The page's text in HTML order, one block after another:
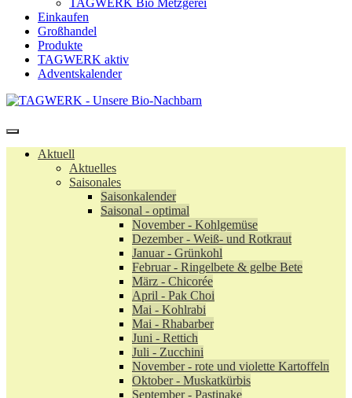
TAGWERK Bio Metzgerei
Einkaufen
Großhandel
Produkte
TAGWERK aktiv
Adventskalender
Aktuell
Aktuelles
Saisonales
Saisonkalender
Saisonal - optimal
November - Kohlgemüse
Dezember - Weiß- und Rotkraut
Januar - Grünkohl
Februar - Ringelbete & gelbe Bete
März - Chicorée
April - Pak Choi
Mai - Kohlrabi
Mai - Rhabarber
Juni - Rettich
Juli - Zucchini
November - rote und violette Kartoffeln
Oktober - Muskatkürbis
September - Pastinake